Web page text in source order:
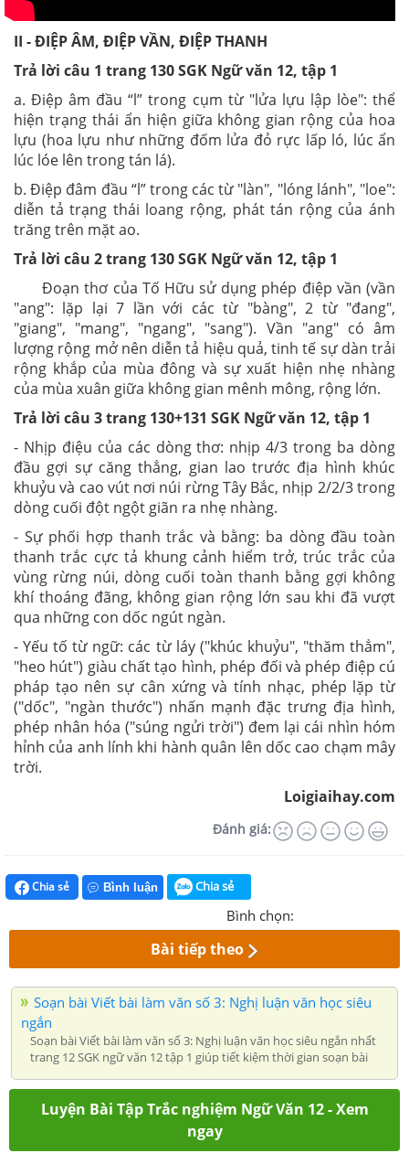
II - ĐIỆP ÂM, ĐIỆP VẦN, ĐIỆP THANH
Trả lời câu 1 trang 130 SGK Ngữ văn 12, tập 1
a. Điệp âm đầu “l” trong cụm từ "lửa lựu lập lòe": thể
hiện trạng thái ẩn hiện giữa không gian rộng của hoa
lựu (hoa lựu như những đốm lửa đỏ rực lấp ló, lúc ẩn
lúc lóe lên trong tán lá).
b. Điệp đâm đầu “l” trong các từ "làn", "lóng lánh", "loe":
diễn tả trạng thái loang rộng, phát tán rộng của ánh
trăng trên mặt ao.
Trả lời câu 2 trang 130 SGK Ngữ văn 12, tập 1
Đoạn thơ của Tố Hữu sử dụng phép điệp vần (vần
"ang": lặp lại 7 lần với các từ "bàng", 2 từ "đang",
"giang", "mang", "ngang", "sang"). Vần "ang" có âm
lượng rộng mở nên diễn tả hiệu quả, tinh tế sự dàn trải
rộng khắp của mùa đông và sự xuất hiện nhẹ nhàng
của mùa xuân giữa không gian mênh mông, rộng lớn.
Trả lời câu 3 trang 130+131 SGK Ngữ văn 12, tập 1
- Nhịp điệu của các dòng thơ: nhịp 4/3 trong ba dòng
đầu gợi sự căng thẳng, gian lao trước địa hình khúc
khuỷu và cao vút nơi núi rừng Tây Bắc, nhịp 2/2/3 trong
dòng cuối đột ngột giãn ra nhẹ nhàng.
- Sự phối hợp thanh trắc và bằng: ba dòng đầu toàn
thanh trắc cực tả khung cảnh hiểm trở, trúc trắc của
vùng rừng núi, dòng cuối toàn thanh bằng gợi không
khí thoáng đãng, không gian rộng lớn sau khi đã vượt
qua những con dốc ngút ngàn.
- Yếu tố từ ngữ: các từ láy ("khúc khuỷu", "thăm thẳm",
"heo hút") giàu chất tạo hình, phép đối và phép điệp cú
pháp tạo nên sự cân xứng và tính nhạc, phép lặp từ
("dốc", "ngàn thước") nhấn mạnh đặc trưng địa hình,
phép nhân hóa ("súng ngửi trời") đem lại cái nhìn hóm
hỉnh của anh lính khi hành quân lên dốc cao chạm mây
trời.
Loigiaihay.com
Đánh giá:
Chia sẻ Bình luận Chia sẻ
Bình chọn:
Bài tiếp theo
Soạn bài Viết bài làm văn số 3: Nghị luận văn học siêu
ngắn
Soạn bài Viết bài làm văn số 3: Nghị luận văn học siêu ngắn nhất
trang 12 SGK ngữ văn 12 tập 1 giúp tiết kiệm thời gian soạn bài
Luyện Bài Tập Trắc nghiệm Ngữ Văn 12 - Xem
ngay